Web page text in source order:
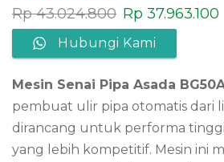
Rp43.024.800 Rp 37.963.100
Hubungi Kami
Mesin Senai Pipa Asada
pembuat ulir pipa otomatis dari
dirancang untuk performa
yang lebih kompetitif. Mesin ini